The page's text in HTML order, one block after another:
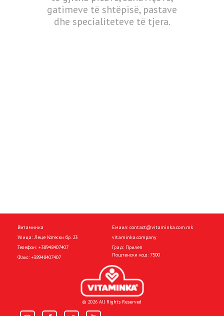
gatimeve të shtëpisë, pastave
dhe specialiteteve të tjera.
Витаминка
Улица: Леце Котески бр. 23
Телефон: +38948407407
Факс: +38948407407
Емаил: contact@vitaminka.com.mk
vitaminka.company
Град: Прилеп
Поштенски код: 7500
© 2026 All Rights Reserved